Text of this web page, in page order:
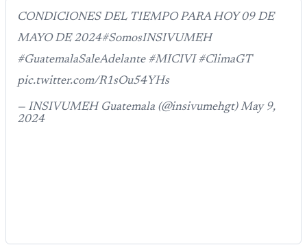
CONDICIONES DEL TIEMPO PARA HOY 09 DE
MAYO DE 2024#SomosINSIVUMEH
#GuatemalaSaleAdelante #MICIVI #ClimaGT
pic.twitter.com/R1sOu54YHs
— INSIVUMEH Guatemala (@insivumehgt) May 9,
2024